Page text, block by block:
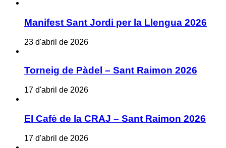
Manifest Sant Jordi per la Llengua 2026
23 d'abril de 2026
Torneig de Pàdel – Sant Raimon 2026
17 d'abril de 2026
El Cafè de la CRAJ – Sant Raimon 2026
17 d'abril de 2026